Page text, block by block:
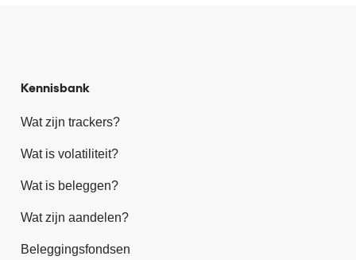
Kennisbank
Wat zijn trackers?
Wat is volatiliteit?
Wat is beleggen?
Wat zijn aandelen?
Beleggingsfondsen